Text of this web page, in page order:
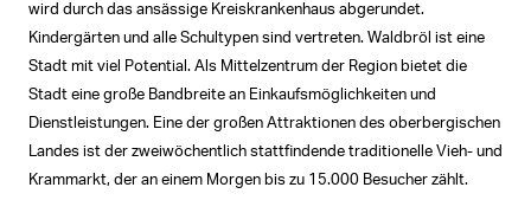
wird durch das ansässige Kreiskrankenhaus abgerundet.
Kindergärten und alle Schultypen sind vertreten. Waldbröl ist eine
Stadt mit viel Potential. Als Mittelzentrum der Region bietet die
Stadt eine große Bandbreite an Einkaufsmöglichkeiten und
Dienstleistungen. Eine der großen Attraktionen des oberbergischen
Landes ist der zweiwöchentlich stattfindende traditionelle Vieh- und
Krammarkt, der an einem Morgen bis zu 15.000 Besucher zählt.